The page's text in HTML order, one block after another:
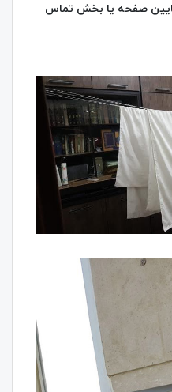
پایین صفحه یا بخش تماس